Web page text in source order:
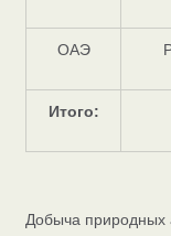
ОАЭ
Итого:
Добыча природных